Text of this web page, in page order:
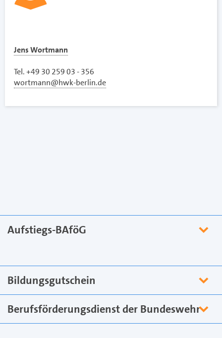
Jens Wortmann
Tel. +49 30 259 03 - 356
wortmann@hwk-berlin.de
Aufstiegs-BAföG
Bildungsgutschein
Berufsförderungsdienst der Bundeswehr